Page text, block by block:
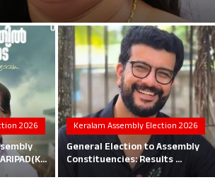
2026 Keralam Assembly Election 2026
General Election to Assembly
Constituencies: Results ...